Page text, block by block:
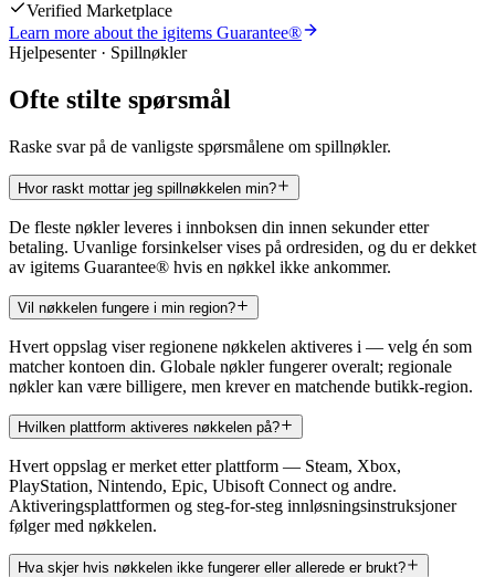
Verified Marketplace
Learn more about the igitems Guarantee®
Hjelpesenter · Spillnøkler
Ofte stilte spørsmål
Raske svar på de vanligste spørsmålene om spillnøkler.
Hvor raskt mottar jeg spillnøkkelen min?
De fleste nøkler leveres i innboksen din innen sekunder etter
betaling. Uvanlige forsinkelser vises på ordresiden, og du er dekket
av igitems Guarantee® hvis en nøkkel ikke ankommer.
Vil nøkkelen fungere i min region?
Hvert oppslag viser regionene nøkkelen aktiveres i — velg én som
matcher kontoen din. Globale nøkler fungerer overalt; regionale
nøkler kan være billigere, men krever en matchende butikk-region.
Hvilken plattform aktiveres nøkkelen på?
Hvert oppslag er merket etter plattform — Steam, Xbox,
PlayStation, Nintendo, Epic, Ubisoft Connect og andre.
Aktiveringsplattformen og steg-for-steg innløsningsinstruksjoner
følger med nøkkelen.
Hva skjer hvis nøkkelen ikke fungerer eller allerede er brukt?